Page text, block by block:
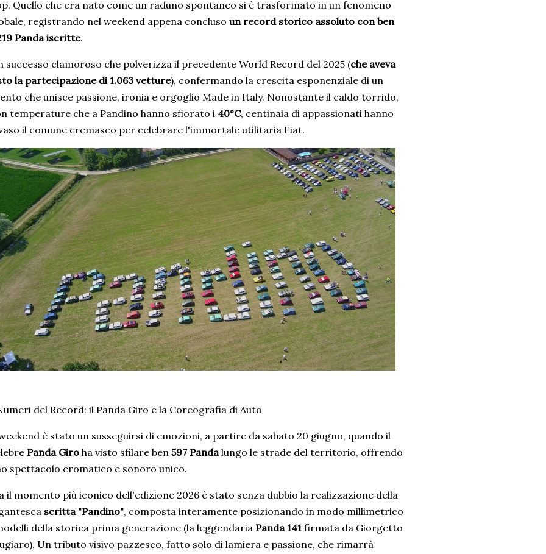
Quello che era nato come un raduno spontaneo si è trasformato in un fenomeno
registrando nel weekend appena concluso un record storico assoluto con ben
Panda iscritte.
successo clamoroso che polverizza il precedente World Record del 2025 (che aveva
la partecipazione di 1.063 vetture), confermando la crescita esponenziale di un
che unisce passione, ironia e orgoglio Made in Italy. Nonostante il caldo torrido,
temperature che a Pandino hanno sfiorato i 40°C, centinaia di appassionati hanno
il comune cremasco per celebrare l'immortale utilitaria Fiat.
del Record: il Panda Giro e la Coreografia di Auto
è stato un susseguirsi di emozioni, a partire da sabato 20 giugno, quando il
Panda Giro ha visto sfilare ben 597 Pandalungo le strade del territorio, offrendo
spettacolo cromatico e sonoro unico.
il momento più iconico dell'edizione 2026 è stato senza dubbio la realizzazione della
scritta "Pandino", composta interamente posizionando in modo millimetrico
della storica prima generazione (la leggendariaPanda 141 firmata da Giorgetto
Un tributo visivo pazzesco, fatto solo di lamiera e passione, che rimarrà